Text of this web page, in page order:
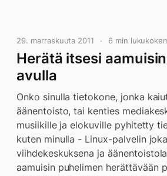
29. marraskuuta 2011 6 min
Herätä itsesi
avulla
Onko sinulla tietokone, jonka
äänentoisto, tai kenties
musiikille ja elokuville pyhitetty
kuten minulla - Linux-palvelin
viihdekeskuksena ja
aamuisin puhelimen herättävään